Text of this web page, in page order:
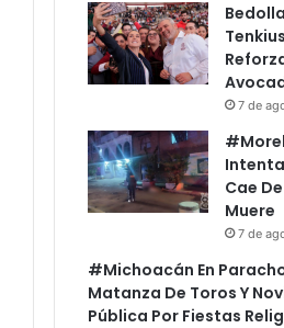
7 de
Cae
Muere
7 de
#Michoacán En
Matanza De Toros Y
Pública Por Fiestas